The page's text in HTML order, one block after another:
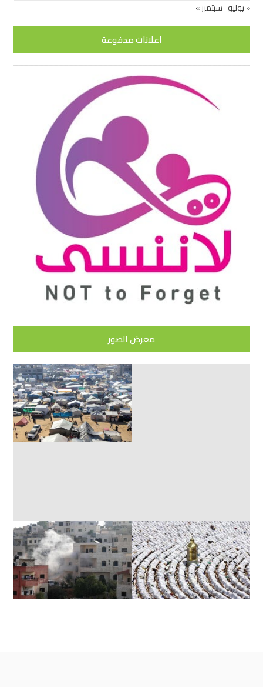
« يوليو سبتمبر »
اعلانات مدفوعة
معرض الصور